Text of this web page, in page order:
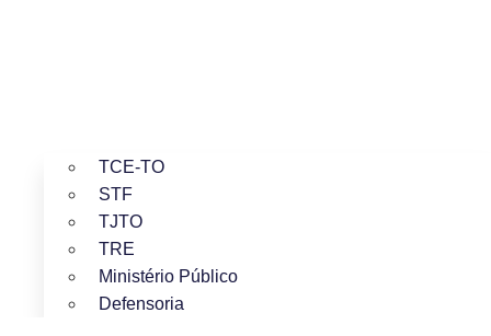
TCE-TO
STF
TJTO
TRE
Ministério Público
Defensoria